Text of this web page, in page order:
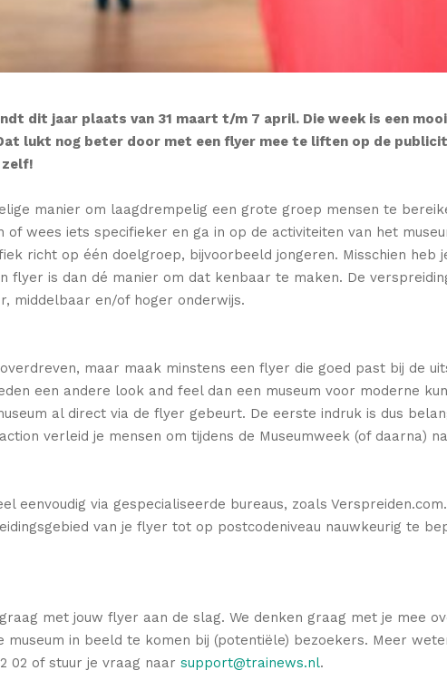
dit jaar plaats van 31 maart t/m 7 april. Die week is een
lukt nog beter door met een flyer mee te liften op de
zelf!
manier om laagdrempelig een grote groep mensen te
wees iets specifieker en ga in op de activiteiten van het
richt op één doelgroep, bijvoorbeeld jongeren. Misschien heb
flyer is dan dé manier om dat kenbaar te maken. De
middelbaar en/of hoger onderwijs.
maar maak minstens een flyer die goed past bij de
een andere look and feel dan een museum voor moderne
al direct via de flyer gebeurt. De eerste indruk is dus
verleid je mensen om tijdens de Museumweek (of daarna)
eenvoudig via gespecialiseerde bureaus, zoals
van je flyer tot op postcodeniveau nauwkeurig te
met jouw flyer aan de slag. We denken graag met je mee
museum in beeld te komen bij (potentiële) bezoekers. Meer
02 of stuur je vraag naar support@trainews.nl.